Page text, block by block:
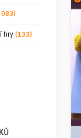
hry (133)